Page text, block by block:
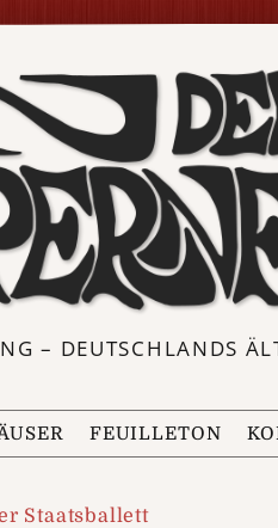
– DEUTSCHLANDS
FEUILLETON
Staatsballett